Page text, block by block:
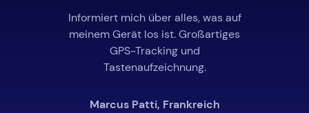
Informiert mich über alles, was auf
meinem Gerät los ist. Großartiges
GPS-Tracking und
Tastenaufzeichnung.
Marcus Patti, Frankreich